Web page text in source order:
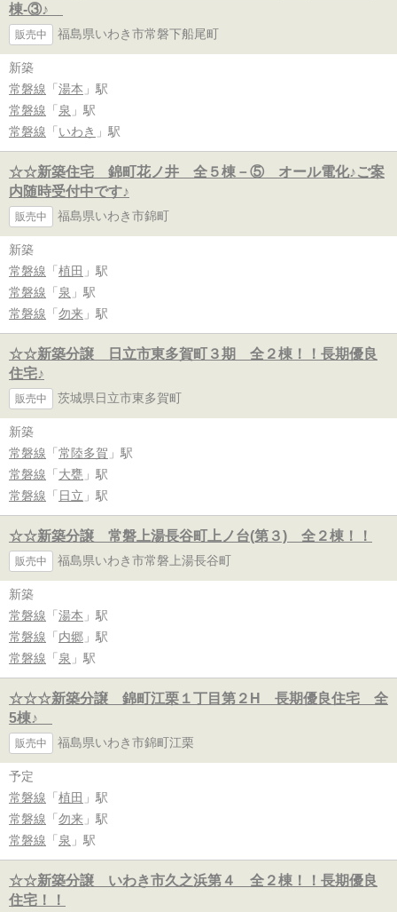
棟-③♪
販売中 福島県いわき市常磐下船尾町
新築
常磐線 「 湯本 」駅
常磐線 「 泉 」駅
常磐線 「 いわき 」駅
☆☆新築住宅 錦町花ノ井 全５棟－⑤ オール電化♪ご案
内随時受付中です♪
販売中 福島県いわき市錦町
新築
常磐線 「 植田 」駅
常磐線 「 泉 」駅
常磐線 「 勿来 」駅
☆☆新築分譲 日立市東多賀町３期 全２棟！！長期優良
住宅♪
販売中 茨城県日立市東多賀町
新築
常磐線 「 常陸多賀 」駅
常磐線 「 大甕 」駅
常磐線 「 日立 」駅
☆☆新築分譲 常磐上湯長谷町上ノ台(第３) 全２棟！！
販売中 福島県いわき市常磐上湯長谷町
新築
常磐線 「 湯本 」駅
常磐線 「 内郷 」駅
常磐線 「 泉 」駅
☆☆☆新築分譲 錦町江栗１丁目第２H 長期優良住宅 全
5棟♪
販売中 福島県いわき市錦町江栗
予定
常磐線 「 植田 」駅
常磐線 「 勿来 」駅
常磐線 「 泉 」駅
☆☆新築分譲 いわき市久之浜第４ 全２棟！！長期優良
住宅！！